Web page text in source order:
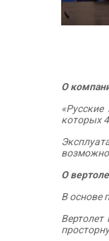
О
которых
О
В основе